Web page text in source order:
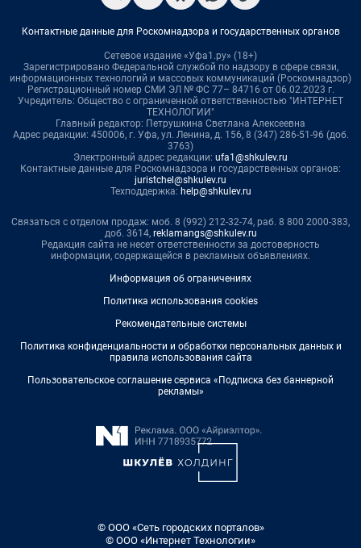
Контактные данные для Роскомнадзора и государственных органов
Сетевое издание «Уфа1.ру» (18+)
Зарегистрировано Федеральной службой по надзору в сфере связи,
информационных технологий и массовых коммуникаций (Роскомнадзор)
Регистрационный номер СМИ ЭЛ № ФС 77– 84716 от 06.02.2023 г.
Учредитель: Общество с ограниченной ответственностью "ИНТЕРНЕТ
ТЕХНОЛОГИИ"
Главный редактор: Петрушкина Светлана Алексеевна
Адрес редакции: 450006, г. Уфа, ул. Ленина, д. 156, 8 (347) 286-51-96 (доб.
3763)
Электронный адрес редакции: ufa1@shkulev.ru
Контактные данные для Роскомнадзора и государственных органов:
juristchel@shkulev.ru
Техподдержка: help@shkulev.ru
Связаться с отделом продаж: моб. 8 (992) 212-32-74, раб. 8 800 2000-383,
доб. 3614, reklamangs@shkulev.ru
Редакция сайта не несет ответственности за достоверность
информации, содержащейся в рекламных объявлениях.
Информация об ограничениях
Политика использования cookies
Рекомендательные системы
Политика конфиденциальности и обработки персональных данных и
правила использования сайта
Пользовательское соглашение сервиса «Подписка без баннерной
рекламы»
© ООО «Сеть городских порталов»
© ООО «Интернет Технологии»